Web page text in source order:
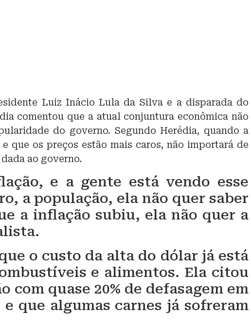
Luiz Inácio Lula da Silva e a disparada do
comentou que a atual conjuntura econômica não
do governo. Segundo Herédia, quando a
que os preços estão mais caros, não importará de
ao governo.
e a gente está vendo esse
a população, ela não quer saber
a inflação subiu, ela não quer a
o custo da alta do dólar já está
e alimentos. Ela citou
com quase 20% de defasagem em
que algumas carnes já sofreram